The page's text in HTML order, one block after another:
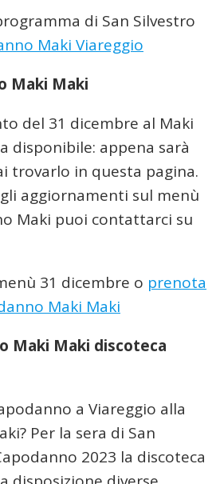
di San Silvestro
Maki Viareggio
Maki Maki
del 31 dicembre al Maki
disponibile: appena sarà
trovarlo in questa pagina.
aggiornamenti sul menù
Maki puoi contattarci su
31 dicembre o prenota
Maki Maki
Maki Maki discoteca
a Viareggio alla
Per la sera di San
2023 la discoteca